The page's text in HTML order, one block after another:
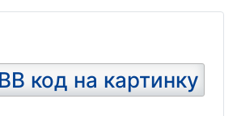
код на картинку